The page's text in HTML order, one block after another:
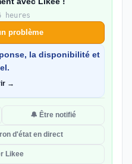
problème
la disponibilité et
→
🔔 Être notifié
d'état en direct
Likee